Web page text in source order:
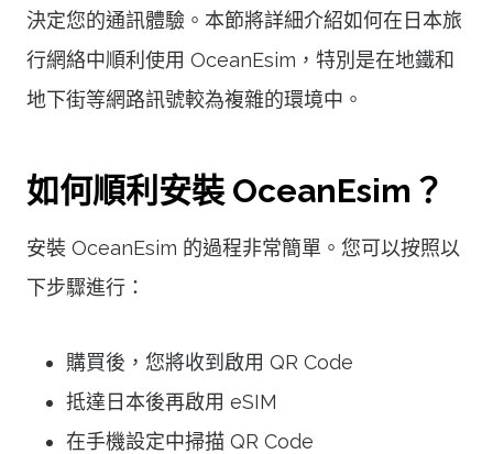
決定您的通訊體驗。本節將詳細介紹如何在日本旅
行網絡中順利使用 OceanEsim，特別是在地鐵和
地下街等網路訊號較為複雜的環境中。
如何順利安裝 OceanEsim？
安裝 OceanEsim 的過程非常簡單。您可以按照以
下步驟進行：
購買後，您將收到啟用 QR Code
抵達日本後再啟用 eSIM
在手機設定中掃描 QR Code